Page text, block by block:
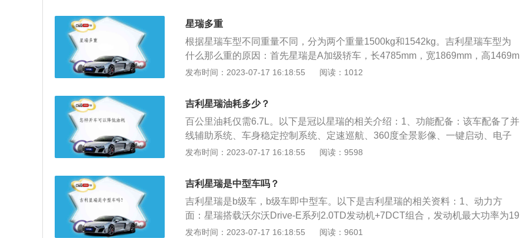
021款2.0TD设计师推荐款、星瑞2023款2.0TD尊贵型、星瑞2023款2.0TD只此青
级架构下的首款轿车，拉开了“科技吉利4.0时代”的序章。2020年9月26日开幕的
北京车展中正式亮相。2020年10月10日正式发布设计师推荐款。
星瑞多重
根据星瑞车型不同重量不同，分为两个重量1500kg和1542kg。吉利星瑞车型为
什么那么重的原因：首先星瑞是A加级轿车，长4785mm，宽1869mm，高1469m
m，与同级别车相比有超大的空间，所以会增加重量。其次，同级别唯一一款采
杆式独立悬架的组合。（数据来源：有驾官方平台）外形方面，星瑞车门下方通
过内凹式设计来达到光影型面的效果，用光线的反射来增加车侧的质感。而尾部
则用上了时下流行的贯穿式灯带，预计点亮之后有不错的效果。前脸部分的盾型
中网配合直瀑式的格栅，体现了不错的设计感。在外观方面，吉利星瑞采用能量
涟漪4.0的前脸造型设计，盾形的进气栅格中央配合竖条状的镀铬中网，再辅以双
0kw，峰值扭矩300N·m，传动系统匹配7速双离合变速箱。
发布时间：2023-07-17 16:18:55 阅读：1012
吉利星瑞油耗多少？
百公里油耗仅需6.7L。以下是冠以星瑞的相关介绍：1、功能配备：该车配备了并
线辅助系统、车身稳定控制系统、定速巡航、360度全景影像、一键启动、电子
手刹、HUD抬头显示和上坡辅助系统等。综合开看，全新吉利星瑞还是一款非常
出一定的层次感，副驾驶前侧的空调出风口采用的是凹陷式的设计，在设计上比
较有档次，独立显示大屏的设计更加提升档次，银色饰条增加了一定的年轻气
息，一侧按键在设计上非常大方，水杯架采用的是隐藏式的设计，在视觉上非常
上档次。
发布时间：2023-07-17 16:18:55 阅读：9598
吉利星瑞是中型车吗？
吉利星瑞是b级车，b级车即中型车。以下是吉利星瑞的相关资料：1、动力方
面：星瑞搭载沃尔沃Drive-E系列2.0TD发动机+7DCT组合，发动机最大功率为19
0马力，峰值扭矩300牛·米。同时得益于CMA架构，采用麦弗逊前悬架、E型多连
发布时间：2023-07-17 16:18:55 阅读：9601